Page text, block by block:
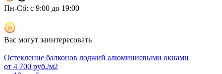
Пн-Сб: с 9:00 до 19:00
Вас могут заинтересовать
Остекление балконов лоджий алюминиевыми окнами
от 4 700 руб./м2